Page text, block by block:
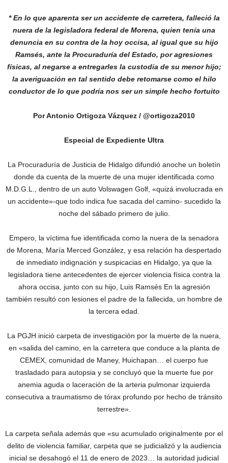
* En lo que aparenta ser un accidente de carretera, falleció la
nuera de la legisladora federal de Morena, quien tenía una
denuncia en su contra de la hoy occisa, al igual que su hijo
Ramsés, ante la Procuraduría del Estado, por agresiones
físicas, al negarse a entregarles la custodia de su menor hijo;
la averiguación en tal sentido debe retomarse como el hilo
conductor de lo que podría nos ser un simple hecho fortuito
Por Antonio Ortigoza Vázquez / @ortigoza2010
Especial de Expediente Ultra
La Procuraduría de Justicia de Hidalgo difundió anoche un boletín
donde da cuenta de la muerte de una mujer identificada como
M.D.G.L., dentro de un auto Volswagen Golf, «quizá involucrada en
un accidente»-que todo indica fue sacada del camino- sucedido la
noche del sábado primero de julio.
Empero, la víctima fue identificada como la nuera de la senadora
de Morena, María Merced González, y esa relación ha despertado
de inmediato indignación y suspicacias en Hidalgo, ya que la
legisladora tiene antecedentes de ejercer violencia física contra la
ahora occisa, junto con su hijo, Luis Ramsés En la agresión
también resultó con lesiones el padre de la fallecida, un hombre de
la tercera edad.
La PGJH inició carpeta de investigación por la muerte de la nuera,
en «salida del camino, en la carretera que conduce a la planta de
CEMEX, comunidad de Maney, Huichapan… el cuerpo fue
trasladado para autopsia y se concluyó que la muerte fue por
anemia aguda o laceración de la arteria pulmonar izquierda
consecutiva a traumatismo de tórax profundo por hecho de tránsito
terrestre».
La carpeta señala además que «su acumulado originalmente por el
delito de violencia familiar, carpeta que se judicializó y la audiencia
inicial se desahogó el 11 de enero de 2023… la autoridad judicial